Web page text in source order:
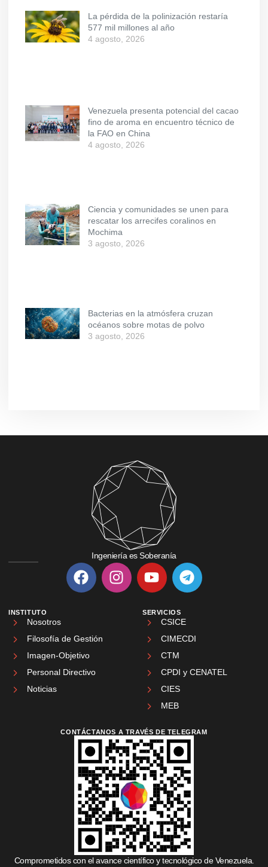
La pérdida de la polinización restaría
577 mil millones al año
4 agosto, 2026
Venezuela presenta potencial del cacao
fino de aroma en encuentro técnico de
la FAO en China
4 agosto, 2026
Ciencia y comunidades se unen para
rescatar los arrecifes coralinos en
Mochima
3 agosto, 2026
Bacterias en la atmósfera cruzan
océanos sobre motas de polvo
3 agosto, 2026
Ingeniería es Soberanía
INSTITUTO
Nosotros
Filosofía de Gestión
Imagen-Objetivo
Personal Directivo
Noticias
SERVICIOS
CSICE
CIMECDI
CTM
CPDI y CENATEL
CIES
MEB
CONTÁCTANOS A TRAVÉS DE TELEGRAM
Comprometidos con el avance científico y tecnológico de Venezuela.